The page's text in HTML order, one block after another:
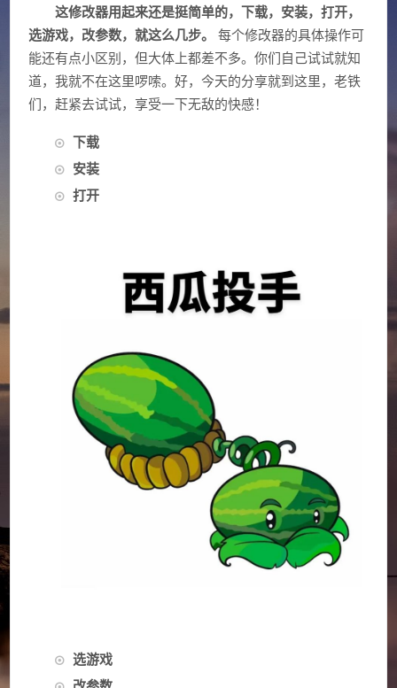
这修改器用起来还是挺简单的，下载，安装，打开，
选游戏，改参数，就这么几步。
每个修改器的具体操作可
能还有点小区别，但大体上都差不多。你们自己试试就知
道，我就不在这里啰嗦。好，今天的分享就到这里，老铁
们，赶紧去试试，享受一下无敌的快感！
下载
安装
打开
选游戏